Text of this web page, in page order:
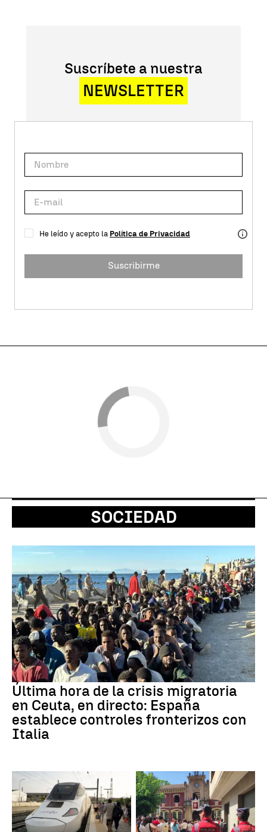
Suscríbete a nuestra
NEWSLETTER
He leído y acepto la Política de Privacidad
Suscribirme
SOCIEDAD
Última hora de la crisis migratoria
en Ceuta, en directo: España
establece controles fronterizos con
Italia